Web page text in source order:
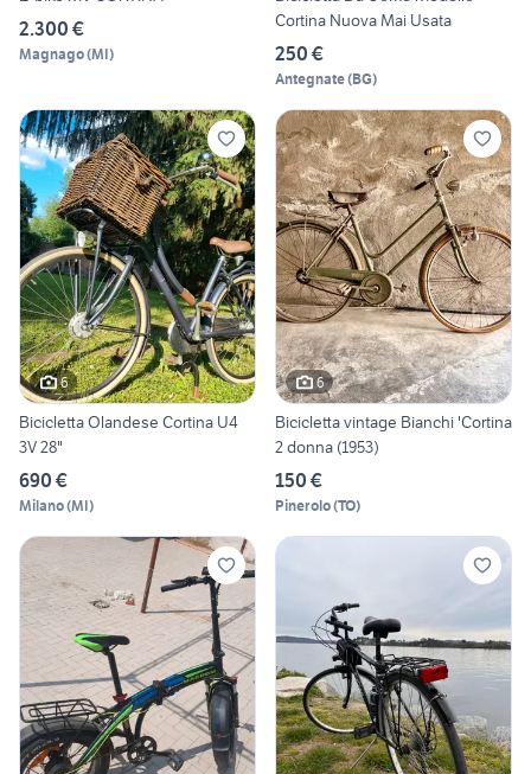
2.300 €
Magnago(MI)
Cortina Nuova Mai Usata
250 €
Antegnate(BG)
6
Bicicletta Olandese Cortina U4
3V 28"
690 €
Milano(MI)
6
Bicicletta vintage Bianchi 'Cortina
2 donna (1953)
150 €
Pinerolo(TO)